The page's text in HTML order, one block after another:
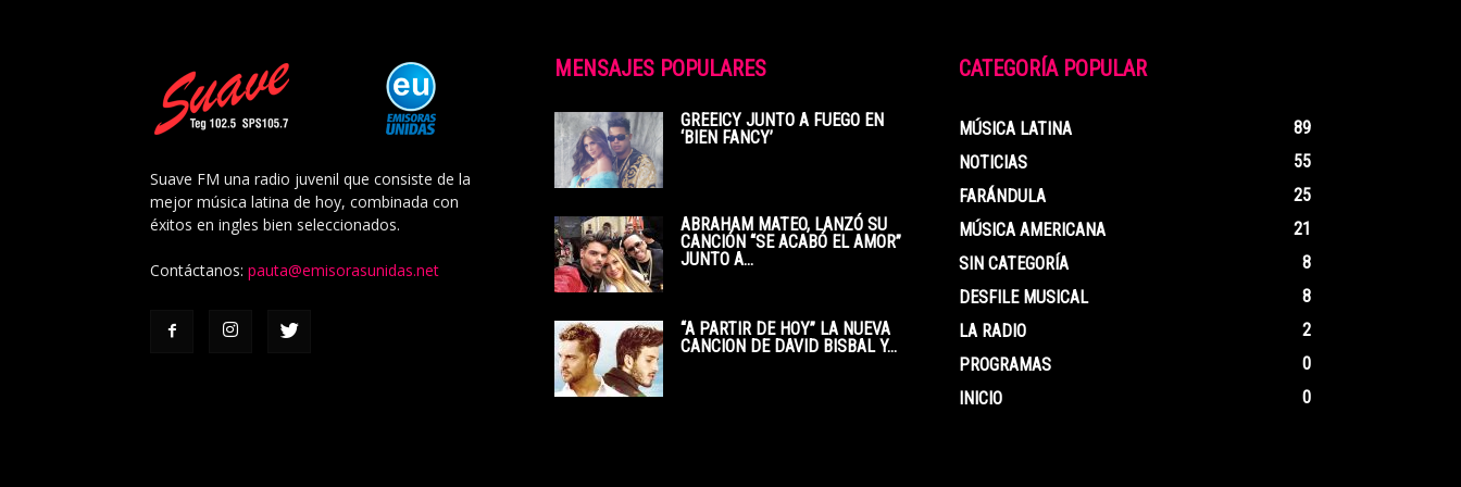
Suave FM una radio juvenil que consiste de la
mejor música latina de hoy, combinada con
éxitos en ingles bien seleccionados.
Contáctanos: pauta@emisorasunidas.net
MENSAJES POPULARES
GREEICY JUNTO A FUEGO EN
‘BIEN FANCY’
ABRAHAM MATEO, LANZÓ SU
CANCIÓN “SE ACABÓ EL AMOR”
JUNTO A...
“A PARTIR DE HOY” LA NUEVA
CANCION DE DAVID BISBAL Y...
CATEGORÍA POPULAR
MÚSICA LATINA
89
NOTICIAS
55
FARÁNDULA
25
MÚSICA AMERICANA
21
SIN CATEGORÍA
8
DESFILE MUSICAL
8
LA RADIO
2
PROGRAMAS
0
INICIO
0